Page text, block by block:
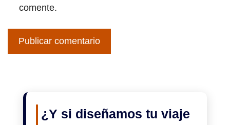
comente.
¿Y si diseñamos tu viaje